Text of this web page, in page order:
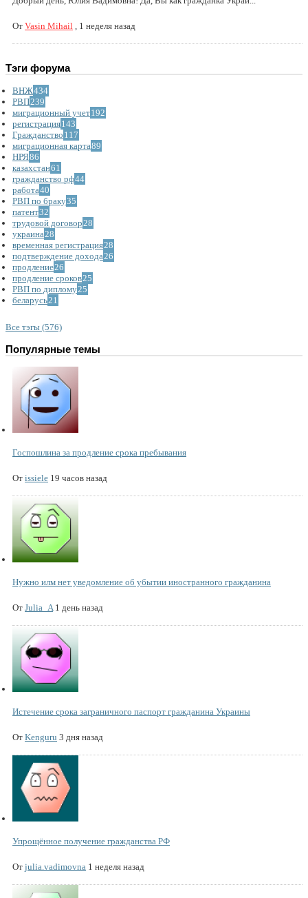
От Vasin Mihail , 1 неделя назад
Тэги форума
ВНЖ434
РВП239
миграционный учет192
регистрация143
Гражданство 117
миграционная карта89
НРЯ86
казахстан61
гражданство рф44
работа40
РВП по браку35
патент32
трудовой договор 28
украина 28
временная регистрация28
подтверждение дохода 26
продление26
продление сроков25
РВП по диплому25
беларусь21
Все тэгы (576)
Популярные темы
Госпошлина за продление срока пребывания
От issiele 19 часов назад
Нужно илм нет уведомление об убытии иностранного гражданина
От Julia_A 1 день назад
Истечение срока заграничного паспорт гражданина Украины
От Kenguru 3 дня назад
Упрощённое получение гражданства РФ
От julia.vadimovna 1 неделя назад